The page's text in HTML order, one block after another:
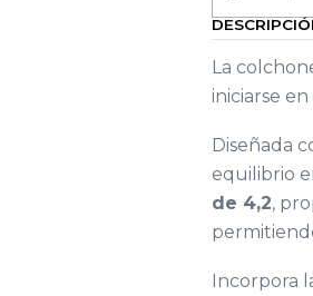
La
iniciarse
Diseñada
equilibrio
de 4,2,
Incorpora